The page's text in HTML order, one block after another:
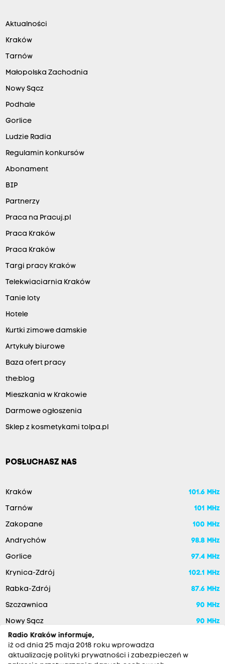
Aktualności
Kraków
Tarnów
Małopolska Zachodnia
Nowy Sącz
Podhale
Gorlice
Ludzie Radia
Regulamin konkursów
Abonament
BIP
Partnerzy
Praca na Pracuj.pl
Praca Kraków
Praca Kraków
Targi pracy Kraków
Telekwiaciarnia Kraków
Tanie loty
Hotele
Kurtki zimowe damskie
Artykuły biurowe
Baza ofert pracy
the:blog
Mieszkania w Krakowie
Darmowe ogłoszenia
Sklep z kosmetykami tolpa.pl
POSŁUCHASZ NAS
Kraków 101.6 MHz
Tarnów 101 MHz
Zakopane 100 MHz
Andrychów 98.8 MHz
Gorlice 97.4 MHz
Krynica-Zdrój 102.1 MHz
Rabka-Zdrój 87.6 MHz
Szczawnica 90 MHz
Nowy Sącz
90 MHz
Radio Kraków informuje,
iż od dnia 25 maja 2018 roku wprowadza
aktualizację polityki prywatności i zabezpieczeń w